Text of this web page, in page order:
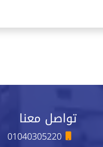
تواصل معنا
01040305220